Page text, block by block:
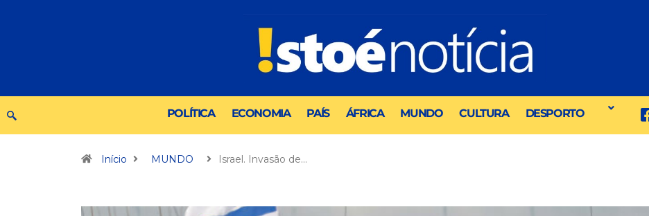
POLÍTICA ECONOMIA PAÍS ÁFRICA MUNDO CULTURA DESPORTO
Início MUNDO Israel. Invasão de…